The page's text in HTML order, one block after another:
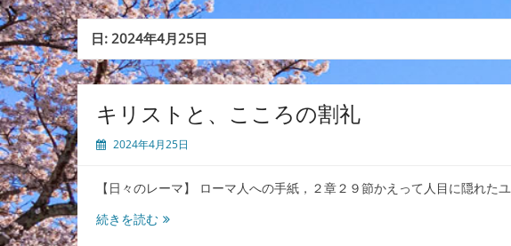
日:2024年4月25日
キリストと、こころの割礼
2024年4月25日
【日々のレーマ】 ローマ人への手紙，２章２９節かえって人目に隠れた
続きを読むキ